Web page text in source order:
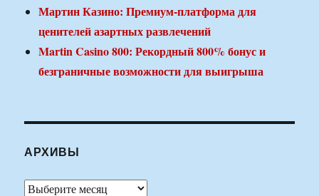
Мартин Казино: Премиум-платформа для
ценителей азартных развлечений
Martin Casino 800: Рекордный 800% бонус и
безграничные возможности для выигрыша
АРХИВЫ
Архивы